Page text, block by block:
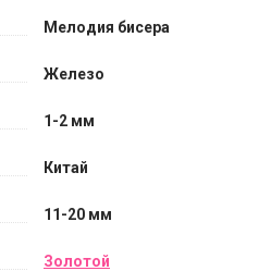
Мелодия бисера
Железо
1-2 мм
Китай
11-20 мм
Золотой